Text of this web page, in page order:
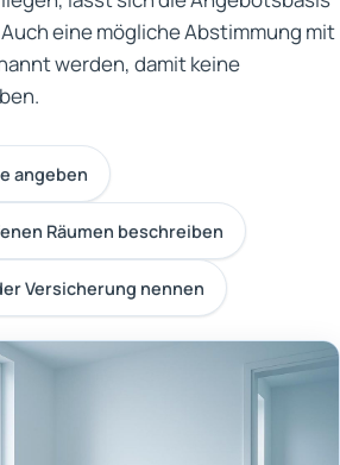
eine mögliche Abstimmung mit
werden, damit keine
angeben
Räumen beschreiben
Versicherung nennen